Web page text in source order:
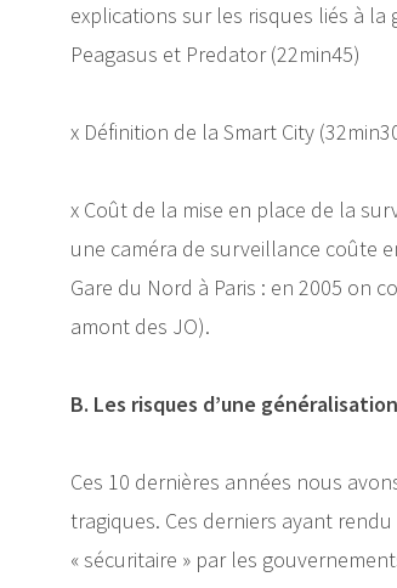
explications sur les risques liés à
Peagasus et Predator (22min45)
x Définition de la Smart City
x Coût de la mise en place de la
une caméra de surveillance coûte
Gare du Nord à Paris : en 2005 on
amont des JO).
B. Les risques d’une
Ces 10 dernières années nous
tragiques. Ces derniers ayant
« sécuritaire » par les